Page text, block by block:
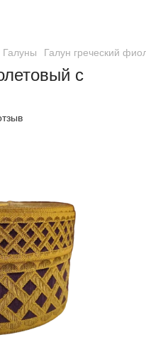
Галуны Галун греческий
с